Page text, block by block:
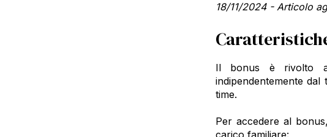
18/11/2024 - Articolo
Il bonus è rivolto ai
indipendentemente
time.
Per accedere al
carico familiare: